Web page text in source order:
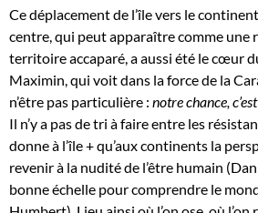
Ce déplacement de l’île vers le
centre, qui peut apparaître comme une
territoire accaparé, a aussi été le cœur
Maximin, qui voit dans la force de la
n’être pas particulière : notre chance,
Il n’y a pas de tri à faire entre les
donne à l’île + qu’aux continents la
revenir à la nudité de l’être humain
bonne échelle pour comprendre le